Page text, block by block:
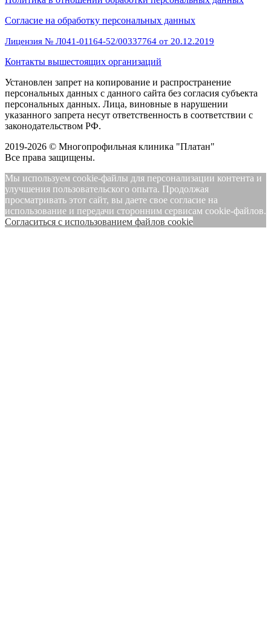
Cогласие на обработку персональных данных
Лицензия № Л041-01164-52/00337764 от 20.12.2019
Контакты вышестоящих организаций
Установлен запрет на копирование и распространение
персональных данных с данного сайта без согласия субъекта
персональных данных. Лица, виновные в нарушении
указанного запрета несут ответственность в соответствии с
законодательством РФ.
2019-2026 © Многопрофильная клиника "Платан"
Все права защищены.
Мы используем cookie-файлы для персонализации контента и
улучшения пользовательского опыта. Продолжая
просматривать этот сайт, вы даете свое согласие на
использование и передачи сторонним сервисам cookie-файлов.
Cогласиться с использованием файлов cookie